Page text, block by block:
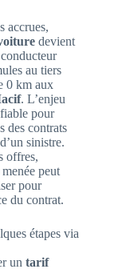
accrues,
devient
au tiers
0 km aux
. L’enjeu
fiable pour
des contrats
sinistre.
offres,
peut
pour
du contrat.
étapes via
un tarif